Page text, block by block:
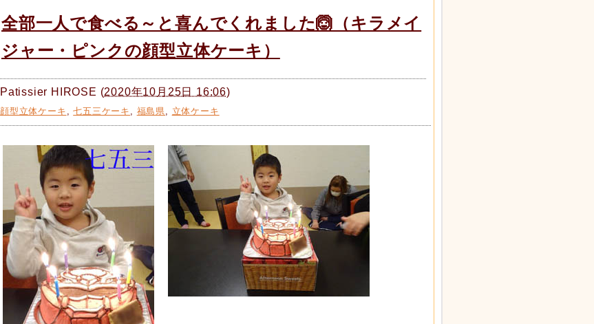
全部一人で食べる～と喜んでくれました🙆（キラメイ
ジャー・ピンクの顔型立体ケーキ）
Patissier HIROSE (2020年10月25日 16:06)
顔型立体ケーキ ,七五三ケーキ , 福島県, 立体ケーキ